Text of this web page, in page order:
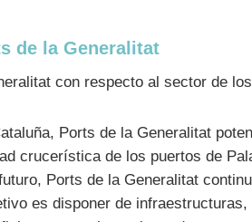
de la Generalitat
con respecto al sector de
Ports de la Generalitat
crucerística de los puertos de
Ports de la Generalitat
es disponer de